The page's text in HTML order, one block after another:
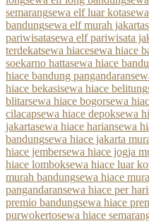
semarangsewa elf luar kota
bandungsewa elf murah jakarta
pariwisatasewa elf pariwisata
terdekatsewa hiacesewa hiace
soekarno hattasewa hiace
hiace bandung pangandaran
hiace bekasisewa hiace belitung
blitarsewa hiace bogorsewa
cilacapsewa hiace depoksewa
jakartasewa hiace hariansewa
bandungsewa hiace jakarta
hiace jembersewa hiace jogja
hiace lomboksewa hiace luar
murah bandungsewa hiace
pangandaransewa hiace per hari
premio bandungsewa hiace
purwokertosewa hiace